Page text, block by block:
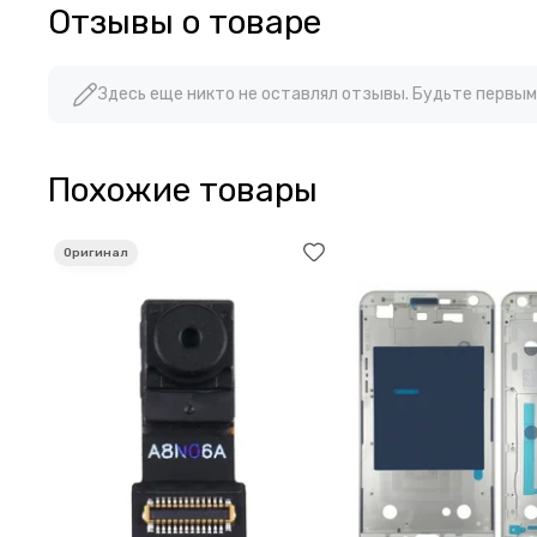
Отзывы о товаре
Здесь еще никто не оставлял отзывы. Будьте
Похожие товары